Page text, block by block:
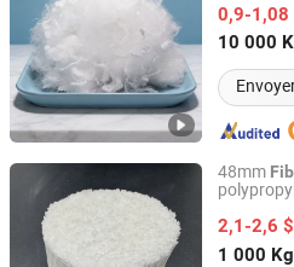
0,9-1,08
10 000
Jiangsu, China
48mm
2,1-2,6
1 000 Kg
Briture Co., Ltd.
Anhui, China